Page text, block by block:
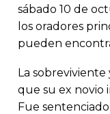
sábado 10 de
los oradores
pueden
La sobreviviente
que su ex novio
Fue